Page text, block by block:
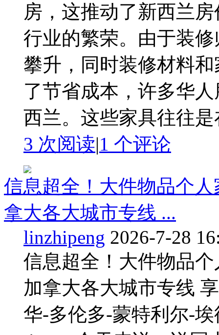
房，这推动了新西兰
行业的繁荣。由于装
攀升，同时装修材料
了节省成本，许多华
西兰。这些家具往往是
3 次阅读|1 个评论
信息超全！大件物品个
拿大各大城市专线 ...
linzhipeng 2026-7-28
信息超全！大件物品
加拿大各大城市专线
华-多伦多-蒙特利尔-